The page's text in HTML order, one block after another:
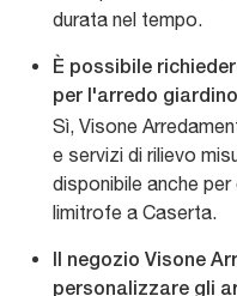
durata nel tempo.
È possibile
per l'arredo
Sì, Visone
e servizi di rilievo
disponibile anche
limitrofe a Caserta.
Il negozio Visone
personalizzare gli